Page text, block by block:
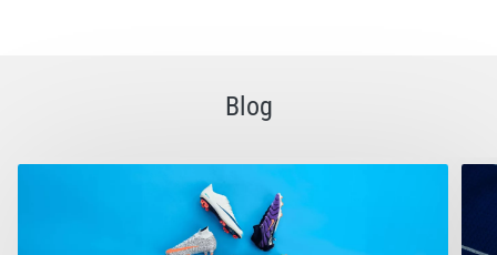
Blog